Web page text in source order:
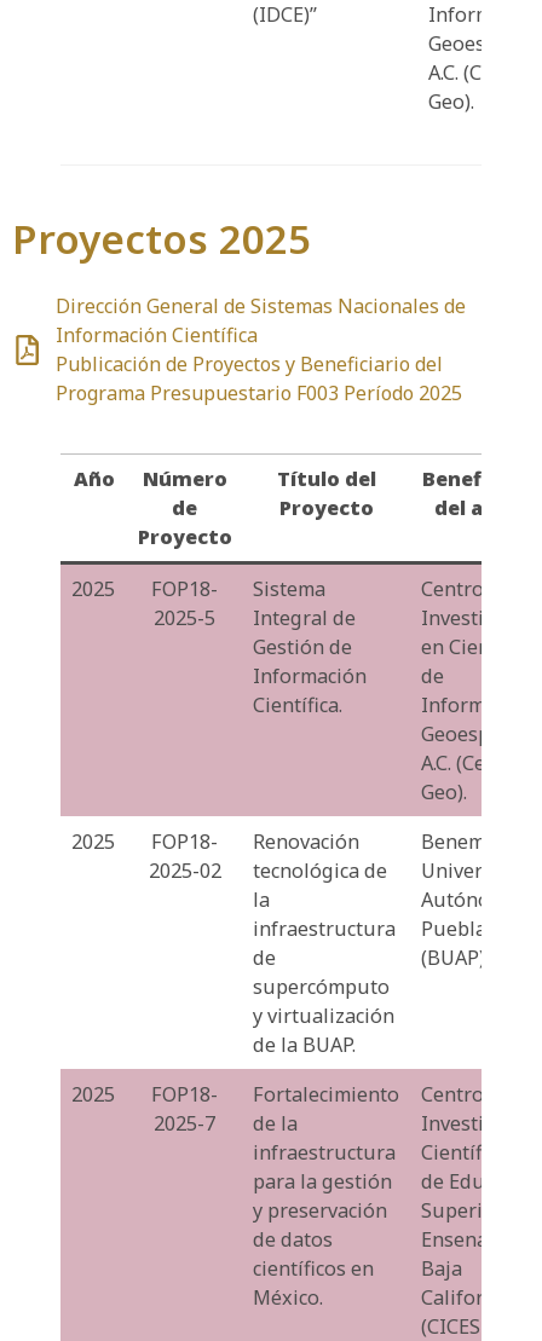
(IDCE)”
Información
A.C. (Centro
Geo).
Proyectos 2025
Dirección General de Sistemas Nacionales de
Información Científica
Publicación de Proyectos y Beneficiario del
Programa Presupuestario F003 Período 2025
Año
Número
de
Proyecto
Título del
Proyecto
del apoyo
2025
FOP18-
2025-5
Sistema
Integral de
Gestión de
Información
Científica.
Centro de
en Ciencias
de
Información
Geoespacial,
A.C. (Centro
Geo).
2025
FOP18-
2025-02
Renovación
tecnológica de
la
infraestructura
de
supercómputo
y virtualización
de la BUAP.
Benemérita
Universidad
Autónoma
Puebla
(BUAP).
2025
FOP18-
2025-7
Fortalecimiento
de la
infraestructura
para la gestión
y preservación
de datos
científicos en
México.
Centro de
Científica y
de
Superior de
Ensenada,
Baja
California
(CICESE).